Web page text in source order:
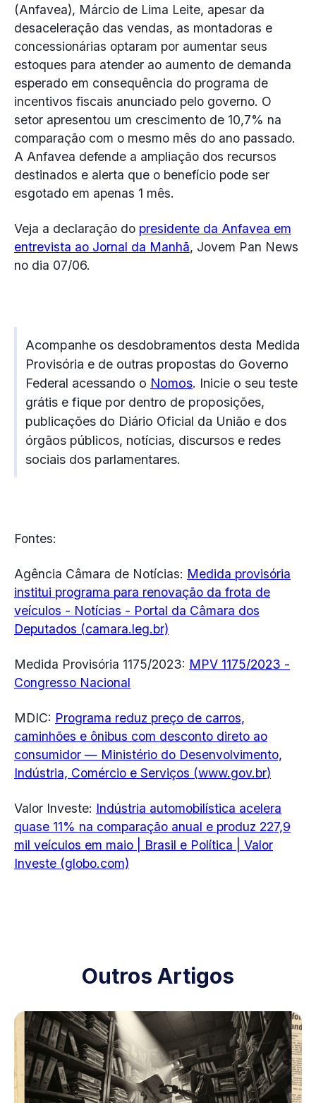
(Anfavea), Márcio de Lima Leite, apesar da
desaceleração das vendas, as montadoras e
concessionárias optaram por aumentar seus
estoques para atender ao aumento de demanda
esperado em consequência do programa de
incentivos fiscais anunciado pelo governo. O
setor apresentou um crescimento de 10,7% na
comparação com o mesmo mês do ano passado.
A Anfavea defende a ampliação dos recursos
destinados e alerta que o benefício pode ser
esgotado em apenas 1 mês.
Veja a declaração do presidente da Anfavea em
entrevista ao Jornal da Manhã, Jovem Pan News
no dia 07/06.
Acompanhe os desdobramentos desta Medida
Provisória e de outras propostas do Governo
Federal acessando o Nomos. Inicie o seu teste
grátis e fique por dentro de proposições,
publicações do Diário Oficial da União e dos
órgãos públicos, notícias, discursos e redes
sociais dos parlamentares.
Fontes:
Agência Câmara de Notícias: Medida provisória
institui programa para renovação da frota de
veículos - Notícias - Portal da Câmara dos
Deputados (camara.leg.br)
Medida Provisória 1175/2023: MPV 1175/2023 -
Congresso Nacional
MDIC: Programa reduz preço de carros,
caminhões e ônibus com desconto direto ao
consumidor — Ministério do Desenvolvimento,
Indústria, Comércio e Serviços (www.gov.br)
Valor Investe: Indústria automobilística acelera
quase 11% na comparação anual e produz 227,9
mil veículos em maio | Brasil e Política | Valor
Investe (globo.com)
Outros Artigos